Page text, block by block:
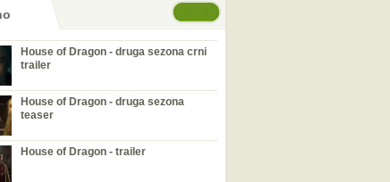
House of Dragon - druga sezona crni
trailer
House of Dragon - druga sezona
teaser
House of Dragon - trailer